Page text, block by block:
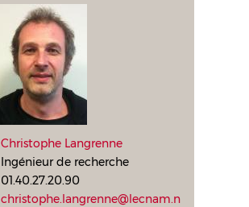
Christophe Langrenne
Ingénieur de recherche
01.40.27.20.90
christophe.langrenne@lecnam.n